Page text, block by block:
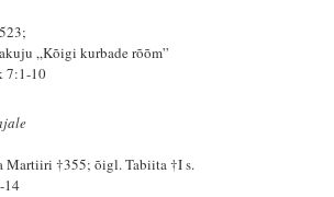
„Kõigi kurbade rõõm”
7:1-10
Martiiri †355; õigl. Tabiita †I s.
14